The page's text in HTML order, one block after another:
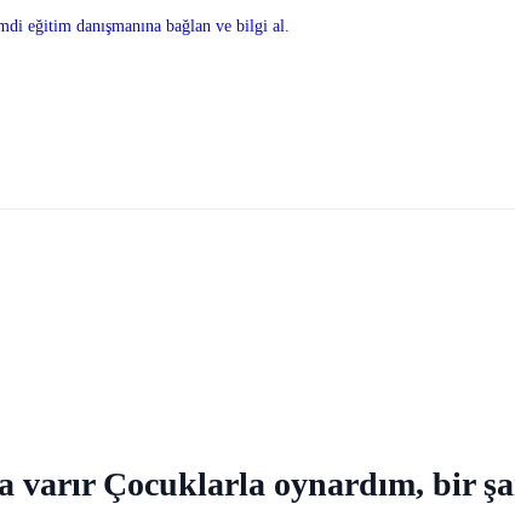
eğitim danışmanına bağlan ve bilgi al.
Çocuklarla oynardım, bir